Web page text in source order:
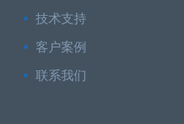
技术支持
客户案例
联系我们